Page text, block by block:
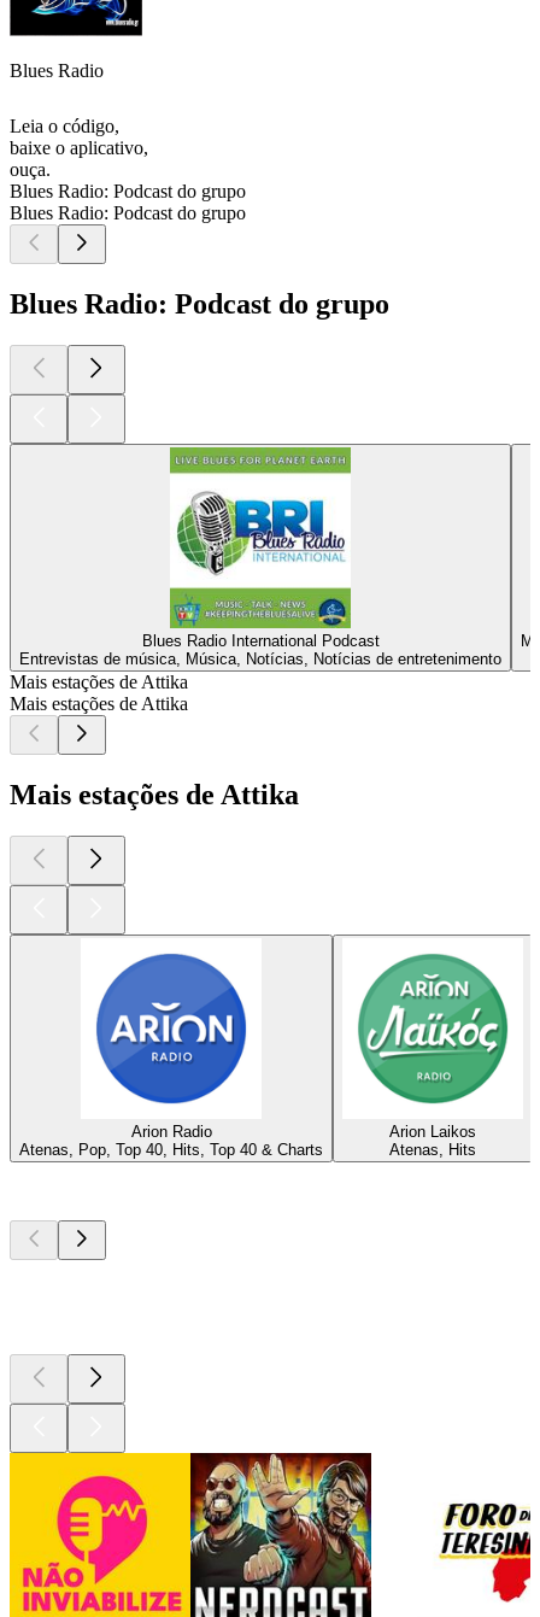
Blues Radio
Leia o código,
baixe o aplicativo,
ouça.
Blues Radio: Podcast do grupo
Blues Radio: Podcast do grupo
Blues Radio: Podcast do grupo
Blues Radio International Podcast
Entrevistas de música, Música, Notícias, Notícias de entretenimento
Mais estações de Attika
Mais estações de Attika
Mais estações de Attika
Arion Radio
Atenas, Pop, Top 40, Hits, Top 40 & Charts
Arion Laikos
Atenas, Hits